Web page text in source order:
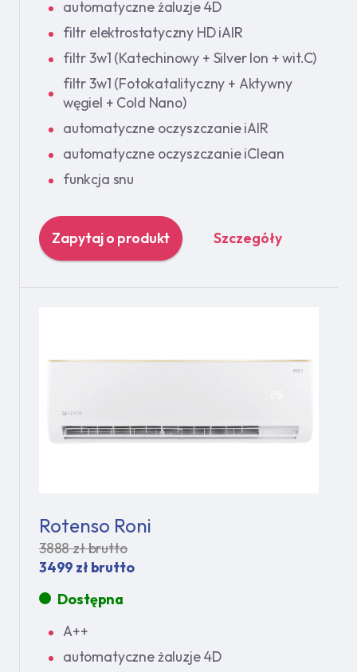
automatyczne żaluzje 4D
filtr elektrostatyczny HD iAIR
filtr 3w1 (Katechinowy + Silver Ion + wit.C)
filtr 3w1 (Fotokatalityczny + Aktywny
węgiel + Cold Nano)
automatyczne oczyszczanie iAIR
automatyczne oczyszczanie iClean
funkcja snu
Zapytaj o produkt Szczegóły
Rotenso Roni
3888 zł brutto
3499 zł brutto
Dostępna
A++
automatyczne żaluzje 4D